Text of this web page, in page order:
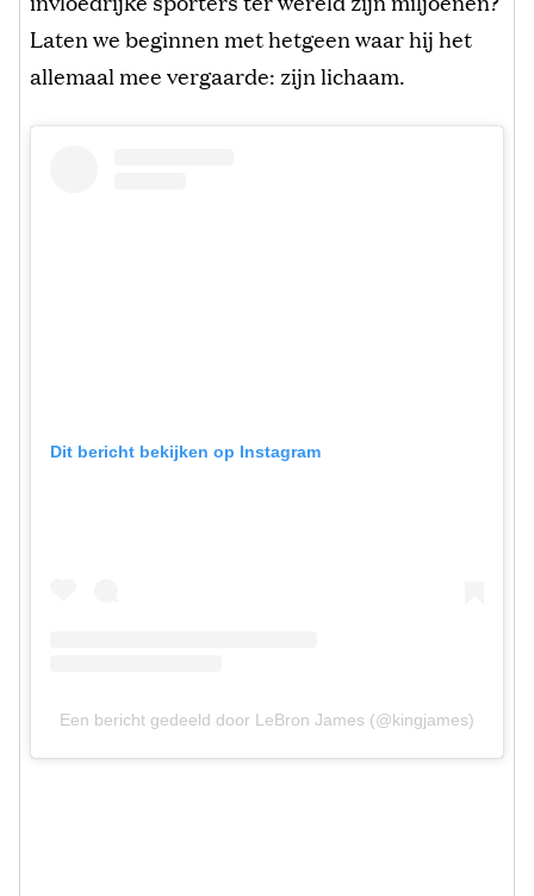
Laten we beginnen met hetgeen waar hij het
allemaal mee vergaarde: zijn lichaam.
Dit bericht bekijken op Instagram
Een bericht gedeeld door LeBron James (@kingjames)